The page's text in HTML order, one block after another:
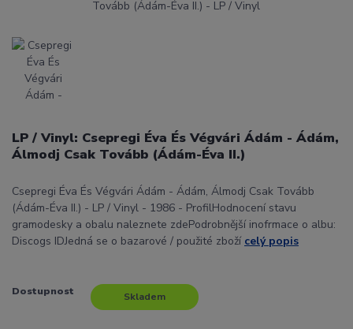
LP / Vinyl: Csepregi Éva És Végvári Ádám - Ádám,
Álmodj Csak Tovább (Ádám-Éva II.)
Csepregi Éva És Végvári Ádám - Ádám, Álmodj Csak Tovább
(Ádám-Éva II.) - LP / Vinyl - 1986 - ProfilHodnocení stavu
gramodesky a obalu naleznete zdePodrobnější inofrmace o albu:
Discogs IDJedná se o bazarové / použité zboží celý popis
Dostupnost Skladem